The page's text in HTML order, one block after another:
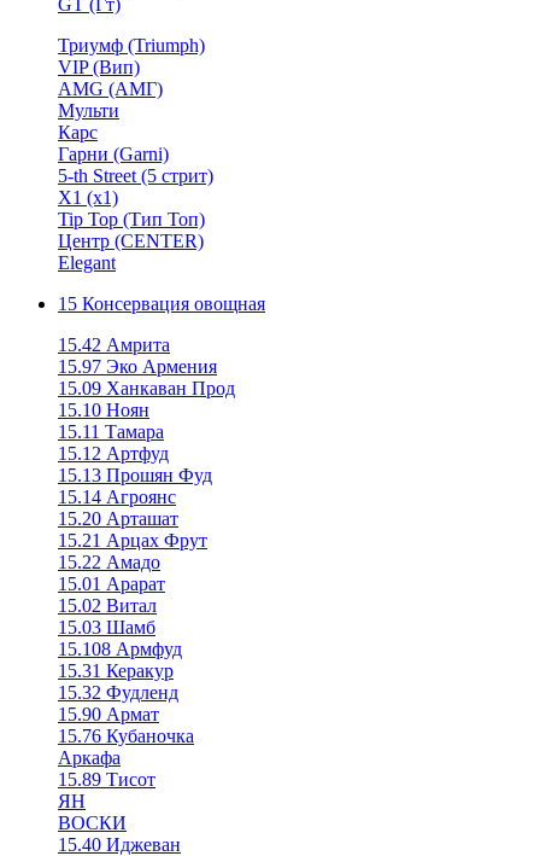
GT (Гт)
Триумф (Triumph)
VIP (Вип)
AMG (АМГ)
Мульти
Карс
Гарни (Garni)
5-th Street (5 стрит)
X1 (х1)
Tip Top (Тип Топ)
Центр (CENTER)
Elegant
15 Консервация овощная
15.42 Амрита
15.97 Эко Армения
15.09 Ханкаван Прод
15.10 Ноян
15.11 Тамара
15.12 Артфуд
15.13 Прошян Фуд
15.14 Агроянс
15.20 Арташат
15.21 Арцах Фрут
15.22 Амадо
15.01 Арарат
15.02 Витал
15.03 Шамб
15.108 Армфуд
15.31 Керакур
15.32 Фудленд
15.90 Армат
15.76 Кубаночка
Аркафа
15.89 Тисот
ЯН
ВОСКИ
15.40 Иджеван